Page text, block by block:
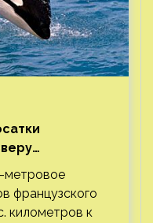
метровое
французского
километров к